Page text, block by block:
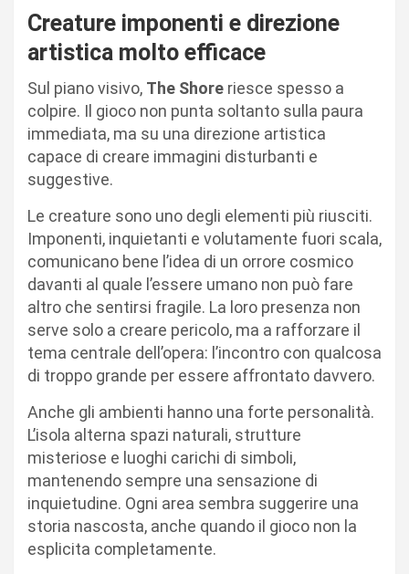
Creature imponenti e direzione
artistica molto efficace
Sul piano visivo, The Shore riesce spesso a
colpire. Il gioco non punta soltanto sulla paura
immediata, ma su una direzione artistica
capace di creare immagini disturbanti e
suggestive.
Le creature sono uno degli elementi più riusciti.
Imponenti, inquietanti e volutamente fuori scala,
comunicano bene l’idea di un orrore cosmico
davanti al quale l’essere umano non può fare
altro che sentirsi fragile. La loro presenza non
serve solo a creare pericolo, ma a rafforzare il
tema centrale dell’opera: l’incontro con qualcosa
di troppo grande per essere affrontato davvero.
Anche gli ambienti hanno una forte personalità.
L’isola alterna spazi naturali, strutture
misteriose e luoghi carichi di simboli,
mantenendo sempre una sensazione di
inquietudine. Ogni area sembra suggerire una
storia nascosta, anche quando il gioco non la
esplicita completamente.